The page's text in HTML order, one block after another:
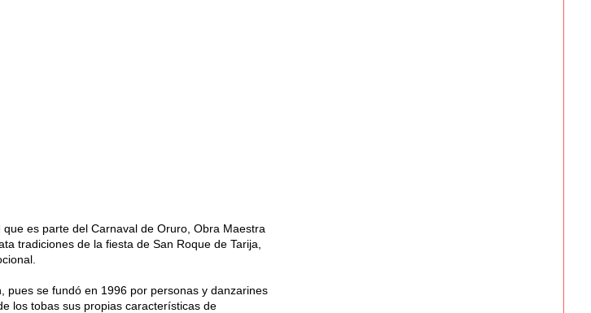
es parte del Carnaval de Oruro, Obra Maestra
tradiciones de la fiesta de San Roque de Tarija,
pues se fundó en 1996 por personas y danzarines
los tobas sus propias características de